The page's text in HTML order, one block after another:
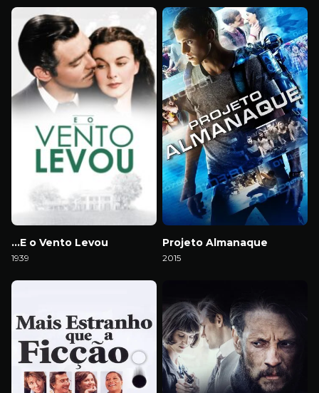
…E o Vento Levou
1939
Projeto Almanaque
2015